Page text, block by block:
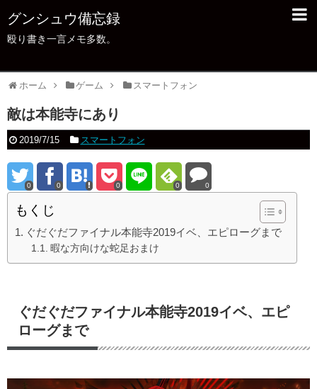
グンシュウ備忘録
殴り書き一言メモ多数。
ホーム ゲーム スマートフォン
敵は本能寺にあり
2019/7/15 スマートフォン
0 0 0 0 0
もくじ
ぐだぐだファイナル本能寺2019イベ、エピローグまで
暇な方向けな蛇足おまけ
ぐだぐだファイナル本能寺2019イベ、エピ
ローグまで